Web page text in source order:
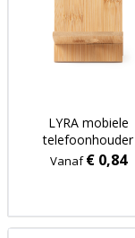
LYRA mobiele
telefoonhouder
Vanaf€ 0,84